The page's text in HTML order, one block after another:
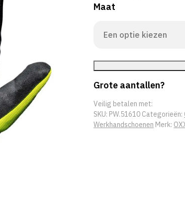
Maat
Grote aantallen?
Veilig betalen met:
SKU: PW.51610 Categorieën:
Werkhandschoenen Merk: